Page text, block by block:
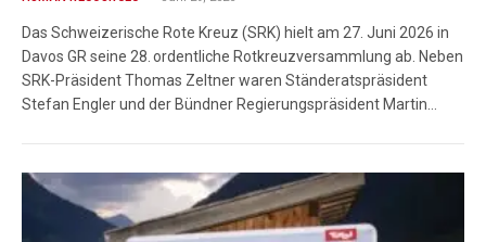
Das Schweizerische Rote Kreuz (SRK) hielt am 27. Juni 2026 in
Davos GR seine 28. ordentliche Rotkreuzversammlung ab. Neben
SRK-Präsident Thomas Zeltner waren Ständeratspräsident
Stefan Engler und der Bündner Regierungspräsident Martin…